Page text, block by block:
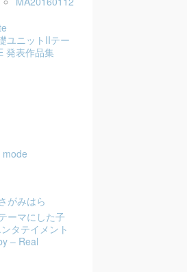
ユニットIIテー
発表作品集
がみはら
ーマにした子
タテイメント
– Real